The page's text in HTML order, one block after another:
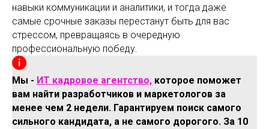
навыки коммуникации и аналитики, и тогда даже
самые срочные заказы перестанут быть для вас
стрессом, превращаясь в очередную
профессиональную победу.
Мы - ИТ кадровое агентство, которое поможет
вам найти разработчиков и маркетологов за
менее чем 2 недели. Гарантируем поиск самого
сильного кандидата, а не самого дорогого. За 10